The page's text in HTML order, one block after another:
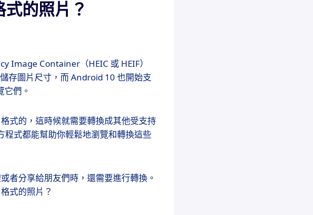
的照片？
Image Container（HEIC 或 HEIF）
存圖片尺寸，而 Android 10 也開始支
們。
式的，這時候就需要轉換成其他受支持
式都能幫助你輕鬆地瀏覽和轉換這些
者分享給朋友們時，還需要進行轉換。
式的照片？